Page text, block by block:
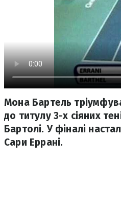
Мона Бартель
до титулу 3-х сіяних
Бартолі. У фіналі
Сари Еррані.